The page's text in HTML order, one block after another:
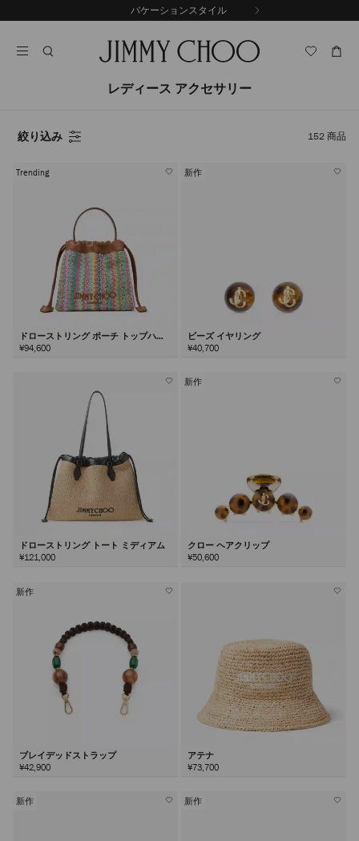
ン
ス
ラ
バケーションスタイル
レディース アクセサリー
絞り込み 152商品
Trending
ドローストリング ポーチ トップハン
ドル
¥94,600
新作
ビーズ イヤリング
¥40,700
ドローストリング トート ミディアム
¥121,000
新作
クロー ヘアクリップ
¥50,600
新作
ブレイデッドストラップ
¥42,900
アテナ
¥73,700
新作 新作